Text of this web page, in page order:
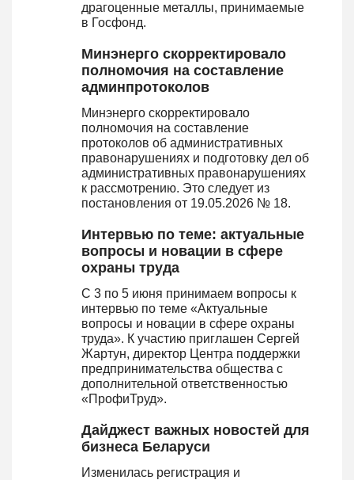
драгоценные металлы, принимаемые
в Госфонд.
Минэнерго скорректировало
полномочия на составление
админпротоколов
Минэнерго скорректировало
полномочия на составление
протоколов об административных
правонарушениях и подготовку дел об
административных правонарушениях
к рассмотрению. Это следует из
постановления от 19.05.2026 № 18.
Интервью по теме: актуальные
вопросы и новации в сфере
охраны труда
С 3 по 5 июня принимаем вопросы к
интервью по теме «Актуальные
вопросы и новации в сфере охраны
труда». К участию приглашен Сергей
Жартун, директор Центра поддержки
предпринимательства общества с
дополнительной ответственностью
«ПрофиТруд».
Дайджест важных новостей для
бизнеса Беларуси
Изменилась регистрация и